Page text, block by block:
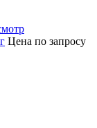
Цена по запросу